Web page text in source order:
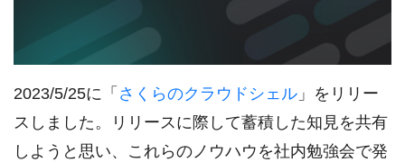
2023/5/25に「 さくらのクラウドシェル 」をリリー
スしました。リリースに際して蓄積した知見を共有
しようと思い、これらのノウハウを社内勉強会で発